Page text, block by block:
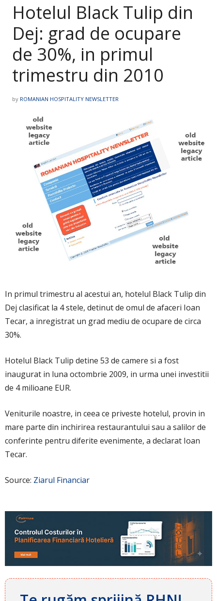
Hotelul Black Tulip din
Dej: grad de ocupare
de 30%, in primul
trimestru din 2010
by ROMANIAN HOSPITALITY NEWSLETTER
In primul trimestru al acestui an, hotelul Black Tulip din
Dej clasificat la 4 stele, detinut de omul de afaceri Ioan
Tecar, a inregistrat un grad mediu de ocupare de circa
30%.
Hotelul Black Tulip detine 53 de camere si a fost
inaugurat in luna octombrie 2009, in urma unei investitii
de 4 milioane EUR.
Veniturile noastre, in ceea ce priveste hotelul, provin in
mare parte din inchirirea restaurantului sau a salilor de
conferinte pentru diferite evenimente, a declarat Ioan
Tecar.
Source: Ziarul Financiar